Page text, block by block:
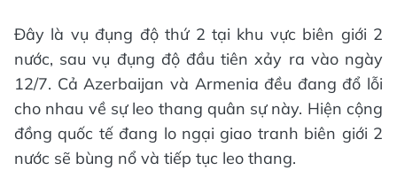
Đây là vụ đụng độ thứ 2 tại khu vực biên giới 2
nước, sau vụ đụng độ đầu tiên xảy ra vào ngày
12/7. Cả Azerbaijan và Armenia đều đang đổ lỗi
cho nhau về sự leo thang quân sự này. Hiện cộng
đồng quốc tế đang lo ngại giao tranh biên giới 2
nước sẽ bùng nổ và tiếp tục leo thang.